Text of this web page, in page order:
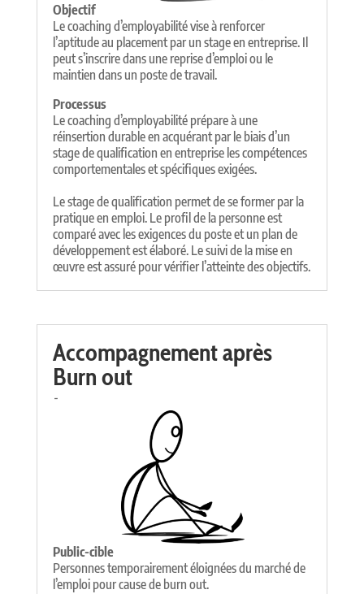
Objectif
Le coaching d’employabilité vise à renforcer
l’aptitude au placement par un stage en entreprise. Il
peut s’inscrire dans une reprise d’emploi ou le
maintien dans un poste de travail.
Processus
Le coaching d’employabilité prépare à une
réinsertion durable en acquérant par le biais d’un
stage de qualification en entreprise les compétences
comportementales et spécifiques exigées.
Le stage de qualification permet de se former par la
pratique en emploi. Le profil de la personne est
comparé avec les exigences du poste et un plan de
développement est élaboré. Le suivi de la mise en
œuvre est assuré pour vérifier l’atteinte des objectifs.
Accompagnement après
Burn out
-
Public-cible
Personnes temporairement éloignées du marché de
l’emploi pour cause de burn out.